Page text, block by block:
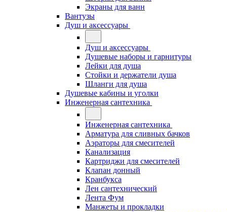
Экраны для ванн
Вантузы
Душ и аксессуары
Душ и аксессуары
Душевые наборы и гарнитуры
Лейки для душа
Стойки и держатели душа
Шланги для душа
Душевые кабины и уголки
Инженерная сантехника
Инженерная сантехника
Арматура для сливных бачков
Аэраторы для смесителей
Канализация
Картриджи для смесителей
Клапан донный
Кранбукса
Лен сантехнический
Лента Фум
Манжеты и прокладки